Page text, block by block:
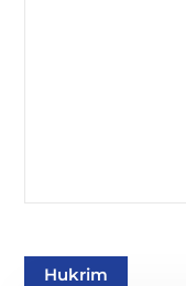
Hukrim